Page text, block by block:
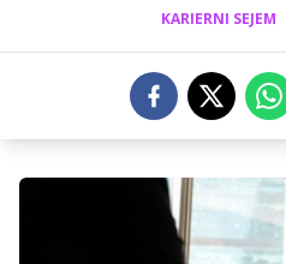
KARIERNI SEJEM